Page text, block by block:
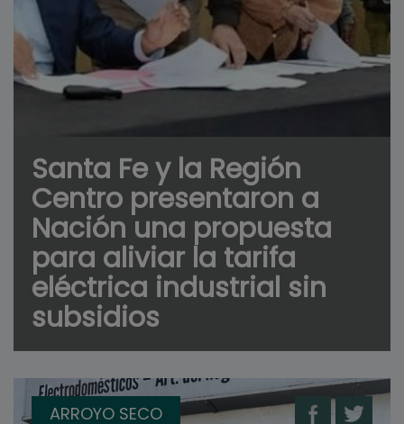
Santa Fe y la Región
Centro presentaron a
Nación una propuesta
para aliviar la tarifa
eléctrica industrial sin
subsidios
ARROYO SECO